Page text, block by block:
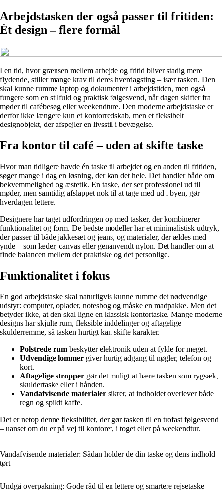
Arbejdstasken der også passer til fritiden:
Ét design – flere formål
I en tid, hvor grænsen mellem arbejde og fritid bliver stadig mere
flydende, stiller mange krav til deres hverdagsting – især tasken. Den
skal kunne rumme laptop og dokumenter i arbejdstiden, men også
fungere som en stilfuld og praktisk følgesvend, når dagen skifter fra
møder til cafébesøg eller weekendture. Den moderne arbejdstaske er
derfor ikke længere kun et kontorredskab, men et fleksibelt
designobjekt, der afspejler en livsstil i bevægelse.
Fra kontor til café – uden at skifte taske
Hvor man tidligere havde én taske til arbejdet og en anden til fritiden,
søger mange i dag en løsning, der kan det hele. Det handler både om
bekvemmelighed og æstetik. En taske, der ser professionel ud til
møder, men samtidig afslappet nok til at tage med ud i byen, gør
hverdagen lettere.
Designere har taget udfordringen op med tasker, der kombinerer
funktionalitet og form. De bedste modeller har et minimalistisk udtryk,
der passer til både jakkesæt og jeans, og materialer, der ældes med
ynde – som læder, canvas eller genanvendt nylon. Det handler om at
finde balancen mellem det praktiske og det personlige.
Funktionalitet i fokus
En god arbejdstaske skal naturligvis kunne rumme det nødvendige
udstyr: computer, oplader, notesbog og måske en madpakke. Men det
betyder ikke, at den skal ligne en klassisk kontortaske. Mange moderne
designs har skjulte rum, fleksible inddelinger og aftagelige
skulderremme, så tasken hurtigt kan skifte karakter.
Polstrede rum beskytter elektronik uden at fylde for meget.
Udvendige lommer giver hurtig adgang til nøgler, telefon og
kort.
Aftagelige stropper gør det muligt at bære tasken som rygsæk,
skuldertaske eller i hånden.
Vandafvisende materialer sikrer, at indholdet overlever både
regn og spildt kaffe.
Det er netop denne fleksibilitet, der gør tasken til en trofast følgesvend
– uanset om du er på vej til kontoret, i toget eller på weekendtur.
Vandafvisende materialer: Sådan holder de din taske og dens indhold
tørt
Undgå overpakning: Gode råd til en lettere og smartere rejsetaske